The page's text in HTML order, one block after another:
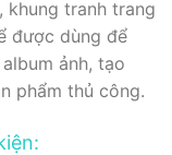
khung tranh trang
được dùng để
ảnh, tạo
phẩm thủ công.